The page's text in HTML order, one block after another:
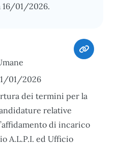
16/01/2026.
01/2026
dei termini per la
relative
di incarico
A.L.P.I. ed Ufficio